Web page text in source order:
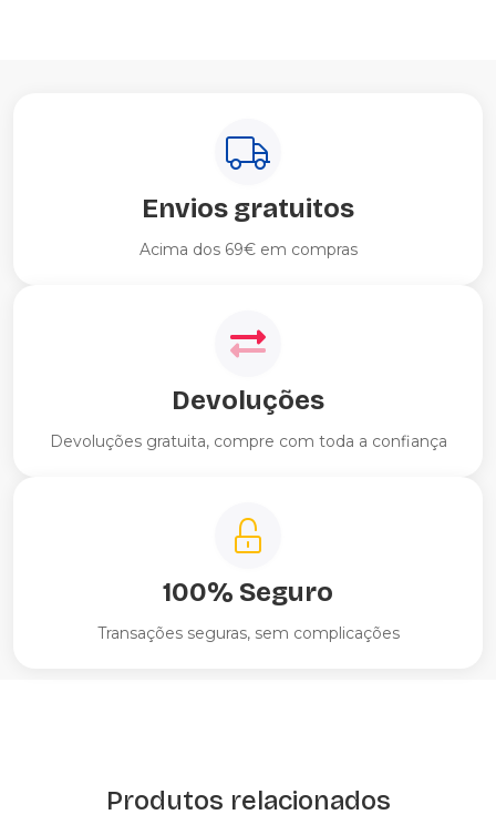
Envios gratuitos
Acima dos 69€ em compras
Devoluções
Devoluções gratuita, compre com toda a confiança
100% Seguro
Transações seguras, sem complicações
Produtos relacionados